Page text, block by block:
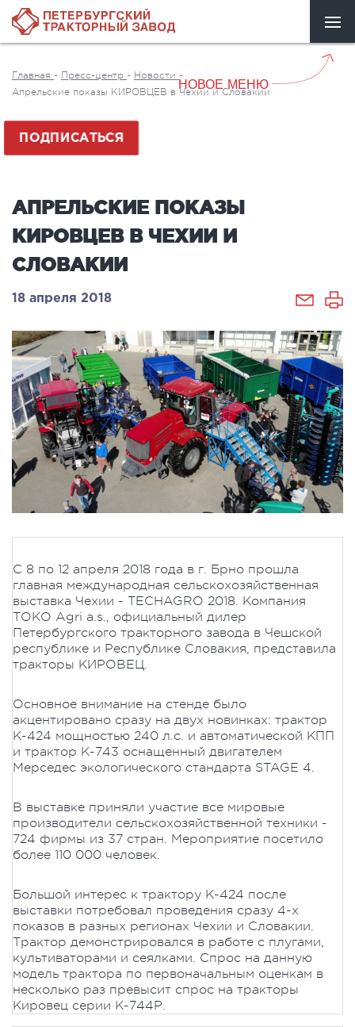
НОВОЕ МЕНЮ
Главная - Пресс-центр - Новости -
Апрельские показы КИРОВЦЕВ в Чехии и Словакии
ПОДПИСАТЬСЯ
АПРЕЛЬСКИЕ ПОКАЗЫ
КИРОВЦЕВ В ЧЕХИИ И
СЛОВАКИИ
18 апреля 2018
С 8 по 12 апреля 2018 года в г. Брно прошла
главная международная сельскохозяйственная
выставка Чехии - TECHAGRO 2018. Компания
ТОКО Agri a.s., официальный дилер
Петербургского тракторного завода в Чешской
республике и Республике Словакия, представила
тракторы КИРОВЕЦ.
Основное внимание на стенде было
акцентировано сразу на двух новинках: трактор
К-424 мощностью 240 л.с. и автоматической КПП
и трактор К-743 оснащенный двигателем
Мерседес экологического стандарта STAGE 4.
В выставке приняли участие все мировые
производители сельскохозяйственной техники -
724 фирмы из 37 стран. Мероприятие посетило
более 110 000 человек.
Большой интерес к трактору К-424 после
выставки потребовал проведения сразу 4-х
показов в разных регионах Чехии и Словакии.
Трактор демонстрировался в работе с плугами,
культиваторами и сеялками. Спрос на данную
модель трактора по первоначальным оценкам в
несколько раз превысит спрос на тракторы
Кировец серии К-744Р.